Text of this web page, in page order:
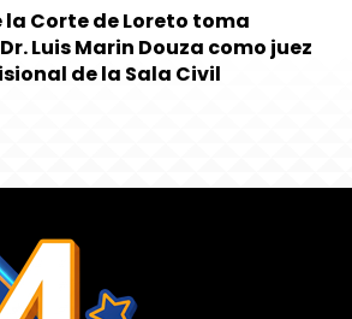
la Corte de Loreto toma
Luis Marin Douza como juez
de la Sala Civil